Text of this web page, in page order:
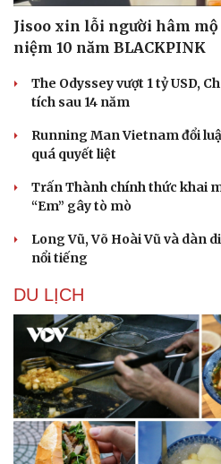
Jisoo xin lỗi người hâm
niệm 10 năm BLACKPINK
The Odyssey vượt 1 tỷ USD,
tích sau 14 năm
Running Man Vietnam đổi
quá quyết liệt
Trấn Thành chính thức khai
“Em” gây tò mò
Long Vũ, Võ Hoài Vũ và dàn
nổi tiếng
DU LỊCH